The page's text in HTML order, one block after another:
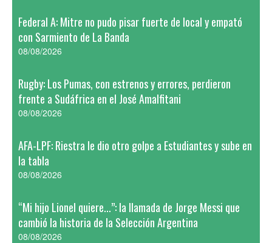
Federal A: Mitre no pudo pisar fuerte de local y empató
con Sarmiento de La Banda
08/08/2026
Rugby: Los Pumas, con estrenos y errores, perdieron
frente a Sudáfrica en el José Amalfitani
08/08/2026
AFA-LPF: Riestra le dio otro golpe a Estudiantes y sube en
la tabla
08/08/2026
“Mi hijo Lionel quiere...”: la llamada de Jorge Messi que
cambió la historia de la Selección Argentina
08/08/2026